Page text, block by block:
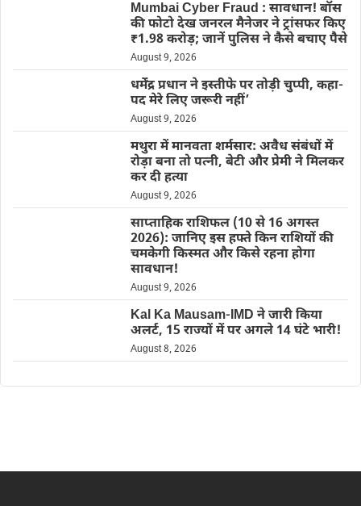
Mumbai Cyber Fraud : सावधान! बॉस
की फोटो देख जनरल मैनेजर ने ट्रांसफर किए
₹1.98 करोड़; जानें पुलिस ने कैसे बचाए पैसे
August 9, 2026
धर्मेंद्र प्रधान ने इस्तीफे पर तोड़ी चुप्पी, कहा-
पद मेरे लिए जरूरी नहीं’
August 9, 2026
मथुरा में मानवता शर्मसार: अवैध संबंधों में
रोड़ा बना तो पत्नी, बेटी और प्रेमी ने मिलकर
कर दी हत्या
August 9, 2026
साप्ताहिक राशिफल (10 से 16 अगस्त
2026): जानिए इस हफ्ते किन राशियों की
चमकेगी किस्मत और किसे रहना होगा
सावधान!
August 9, 2026
Kal Ka Mausam-IMD ने जारी किया
अलर्ट, 15 राज्यों में पर अगले 14 घंटे भारी!
August 8, 2026